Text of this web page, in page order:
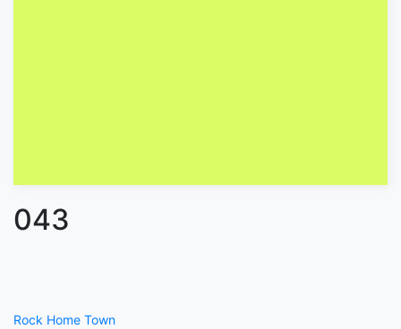
043
Rock Home Town